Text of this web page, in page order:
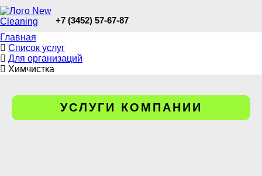
+7 (3452) 57-67-87
Главная
Список услуг
Для организаций
Химчистка
УСЛУГИ КОМПАНИИ